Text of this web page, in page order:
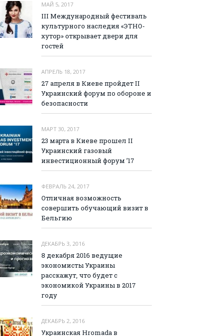
МАЙ 5, 2017
III Международный фестиваль
культурного наследия «ЭТНО-
хутор» открывает двери для
гостей
АПРЕЛЬ 18, 2017
27 апреля в Киеве пройдет II
Украинский форум по обороне и
безопасности
МАРТ 30, 2017
23 марта в Киеве прошел II
Украинский газовый
инвестиционный форум ’17
ФЕВРАЛЬ 24, 2017
Отличная возможность
совершить обучающий визит в
Бельгию
ДЕКАБРЬ 3, 2016
8 декабря 2016 ведущие
экономисты Украины
расскажут, что будет с
экономикой Украины в 2017
году
ДЕКАБРЬ 2, 2016
Украинская Hromada в